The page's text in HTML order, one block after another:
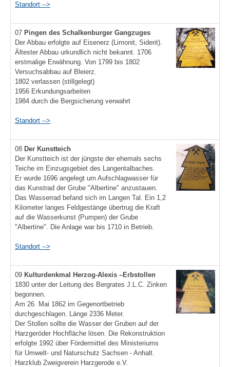
Standort -->
07 Pingen des Schalkenburger Gangzuges
Der Abbau erfolgte auf Eisenerz (Limonit, Siderit).
Ältester Abbau urkundlich nicht bekannt. 1706
erstmalige Erwähnung. Von 1799 bis 1802
Versuchsabbau auf Bleierz.
1802 verlassen (stillgelegt)
1956 Erkundungsarbeiten
1984 durch die Bergsicherung verwahrt
Standort -->
08 Der Kunstteich
Der Kunstteich ist der jüngste der ehemals sechs
Teiche im Einzugsgebiet des Langentalbaches.
Er wurde 1696 angelegt um Aufschlagwasser für
das Kunstrad der Grube "Albertine" anzustauen.
Das Wasserrad befand sich im Langen Tal. Ein 1,2
Kilometer langes Feldgestänge übertrug die Kraft
auf die Wasserkunst (Pumpen) der Grube
"Albertine". Die Anlage war bis 1710 in Betrieb.
Standort -->
09 Kulturdenkmal Herzog-Alexis –Erbstollen
1830 unter der Leitung des Bergrates J.L.C. Zinken
begonnen.
Am 26. Mai 1862 im Gegenortbetrieb
durchgeschlagen. Länge 2336 Meter.
Der Stollen sollte die Wasser der Gruben auf der
Harzgeröder Hochfläche lösen. Die Rekonstruktion
erfolgte 1992 über Fördermittel des Ministeriums
für Umwelt- und Naturschutz Sachsen - Anhalt.
Harzklub Zweigverein Harzgerode e.V.